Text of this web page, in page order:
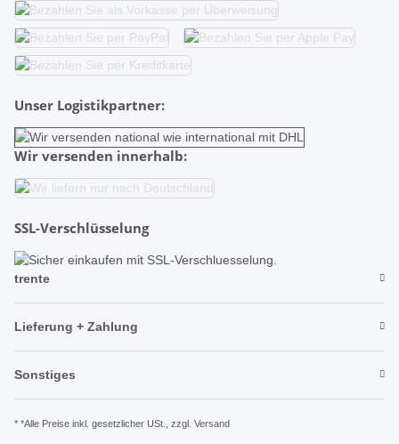
Unser Logistikpartner:
Wir versenden innerhalb:
SSL-Verschlüsselung
trente
Lieferung + Zahlung
Sonstiges
* *Alle Preise inkl. gesetzlicher USt., zzgl. Versand